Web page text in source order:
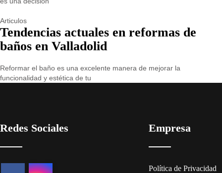
Articulos
Tendencias actuales en reformas de
baños en Valladolid
Reformar el baño es una excelente manera de mejorar la
funcionalidad y estética de tu
Redes Sociales Empresa
Política de Privacidad